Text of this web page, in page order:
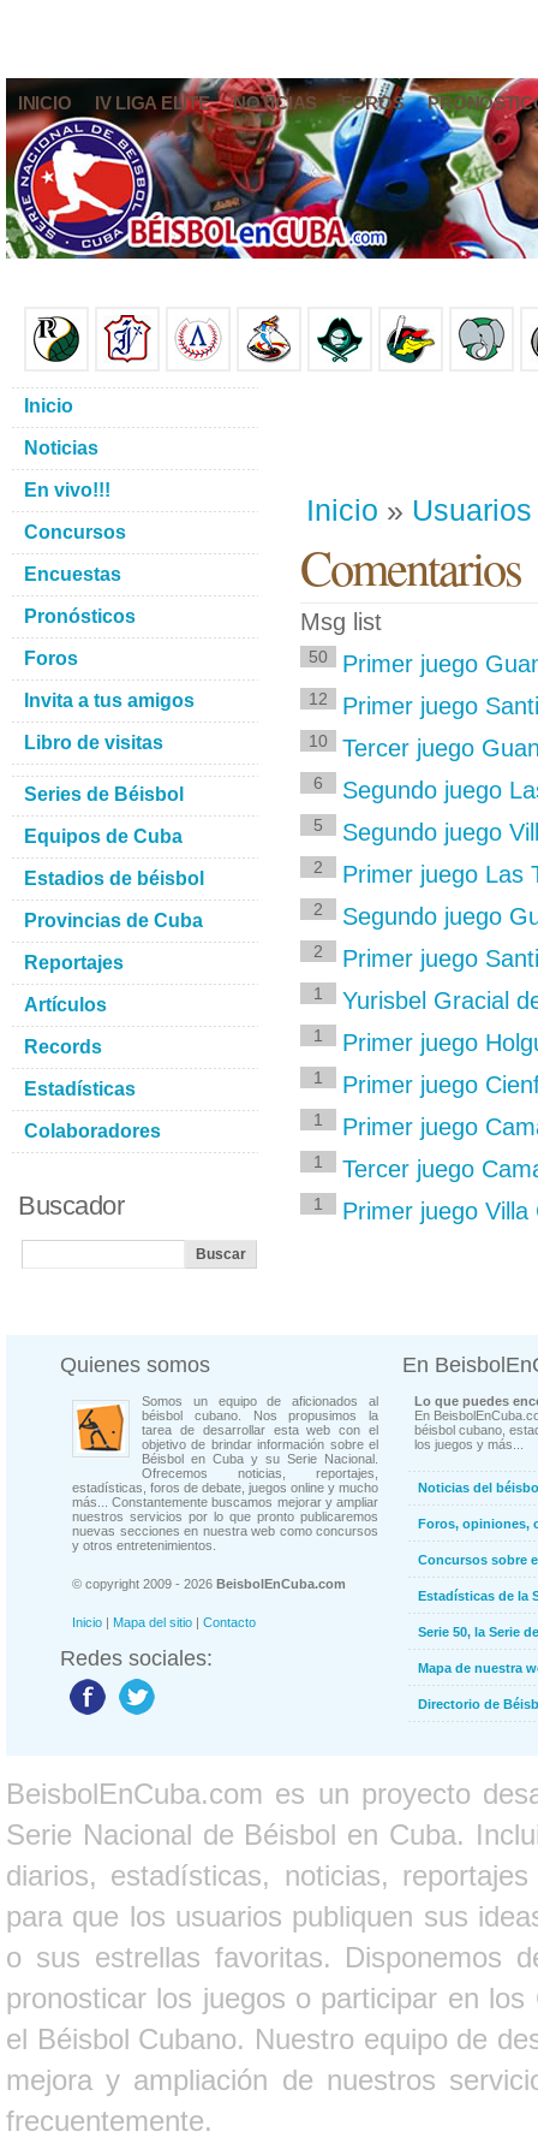
INICIO IV LIGA ELITE NOTICIAS FOROS
Inicio » Usuarios
Comentarios
Msg list
50 Primer juego
12 Primer juego
10 Tercer juego
6 Segundo juego
5 Segundo juego
2 Primer juego Las
2 Segundo juego
2 Primer juego
1 Yurisbel Gracial
1 Primer juego
1 Primer juego
1 Primer juego
1 Tercer juego
1 Primer juego
Inicio
Noticias
En vivo!!!
Concursos
Encuestas
Pronósticos
Foros
Invita a tus amigos
Libro de visitas
Series de Béisbol
Equipos de Cuba
Estadios de béisbol
Provincias de Cuba
Reportajes
Artículos
Records
Estadísticas
Colaboradores
Buscador
Quienes somos
Somos un equipo de aficionados al
béisbol cubano. Nos propusimos la
tarea de desarrollar esta web con el
objetivo de brindar información sobre el
Béisbol en Cuba y su Serie Nacional.
Ofrecemos noticias, reportajes,
estadísticas, foros de debate, juegos online y mucho
más... Constantemente buscamos mejorar y ampliar
nuestros servicios por lo que pronto publicaremos
nuevas secciones en nuestra web como concursos
y otros entretenimientos.
© copyright 2009 - 2026 BeisbolEnCuba.com
Inicio | Mapa del sitio | Contacto
Redes sociales:
En
Lo que puedes
En
béisbol cubano,
los juegos y más...
Noticias del
Foros, opiniones,
Concursos sobre
Estadísticas de la
Serie 50, la Serie
Mapa de nuestra
Directorio de
BeisbolEnCuba.com es un proyecto
Serie Nacional de Béisbol en Cuba.
diarios, estadísticas, noticias,
para que los usuarios publiquen sus
o sus estrellas favoritas. Disponemos
pronosticar los juegos o participar en
el Béisbol Cubano. Nuestro equipo de
mejora y ampliación de nuestros
frecuentemente.